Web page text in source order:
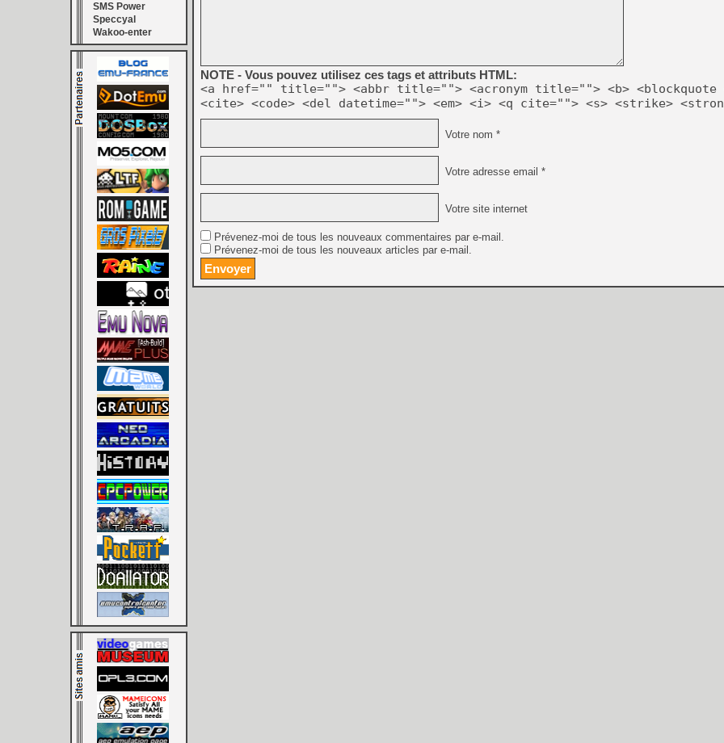
[LS] [PS5] Le WebKit
[GK] Oubliez Crazy Taxi,
[LS] [Switch] NSZ 5.0.0
[GK] No More Room in
[GK] Un chatbot Atelier
[GK] Mémoire cash -
[GK] Nvidia : le prix des
[GK] Suikoden Star Leap
[Mo5] La mini borne
[GK] Pourquoi Marvel
[GK] Test : Restory : Chill
SMS Power
Speccyal
Wakoo-enter
NOTE - Vous pouvez utilisez ces tags et attributs HTML:
<a href="" title=""> <abbr title=""> <acronym title=""> <b> <blockquote
<cite> <code> <del datetime=""> <em> <i> <q cite=""> <s> <strike>
Votre nom *
Votre adresse email *
Votre site internet
Prévenez-moi de tous les nouveaux commentaires par e-mail.
Prévenez-moi de tous les nouveaux articles par e-mail.